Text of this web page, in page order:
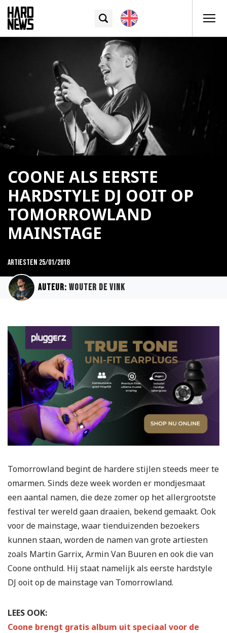
COONE ALS EERSTE
HARDSTYLE DJ OOIT OP
TOMORROWLAND
MAINSTAGE
Artiesten 25/01/2018
Auteur: Wouter de Vink
Tomorrowland begint de hardere stijlen steeds meer te
omarmen. Sinds deze week worden er mondjesmaat
een aantal namen, die deze zomer op het allergrootste
festival ter wereld gaan draaien, bekend gemaakt. Ook
voor de mainstage, waar tienduizenden bezoekers
kunnen staan, worden de namen van grote artiesten
zoals Martin Garrix, Armin Van Buuren en ook die van
Coone onthuld. Hij staat namelijk als eerste hardstyle
DJ ooit op de mainstage van Tomorrowland.
LEES OOK:
Coone brengt gratis album uit speciaal voor de